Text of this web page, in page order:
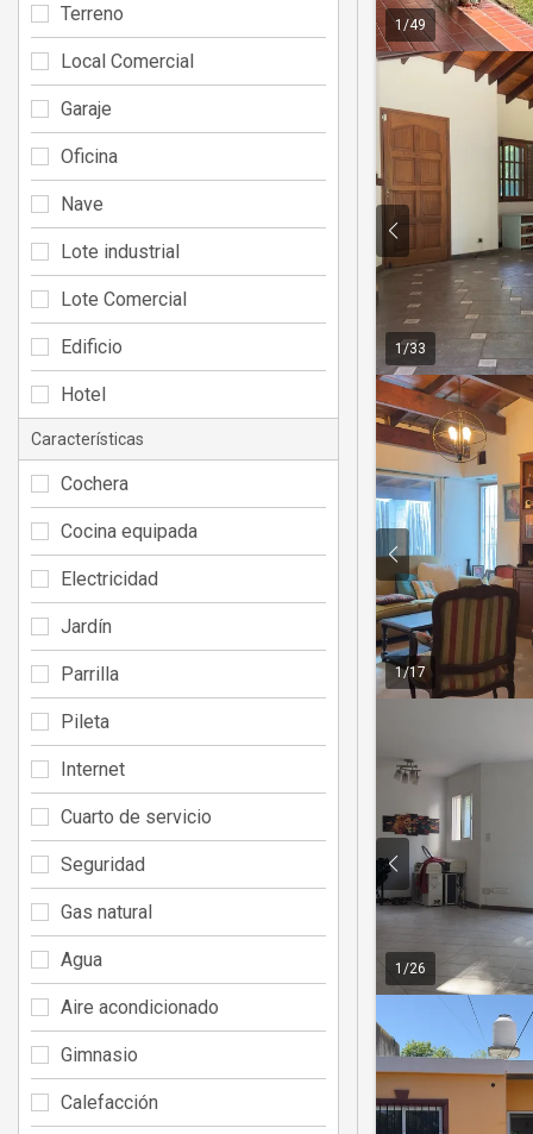
1/49
1/33
1/17
1 /26
Terreno
Local Comercial
Garaje
Oficina
Nave
Lote industrial
Lote Comercial
Edificio
Hotel
Características
Cochera
Cocina equipada
Electricidad
Jardín
Parrilla
Pileta
Internet
Cuarto de servicio
Seguridad
Gas natural
Agua
Aire acondicionado
Gimnasio
Calefacción